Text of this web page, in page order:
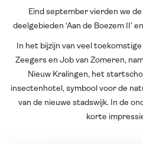
Eind september vierden we
deelgebieden ‘Aan de Boezem II’
In het bijzijn van veel
Zeegers en Job van Zomeren,
Nieuw Kralingen, het
insectenhotel, symbool voor de
van de nieuwe stadswijk. In de
korte